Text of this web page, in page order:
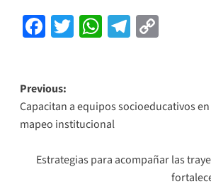
Facebook
Twitter
WhatsApp
Telegram
Copy
Previous:
Capacitan a equipos socioeducativos
mapeo institucional
Estrategias para acompañar las